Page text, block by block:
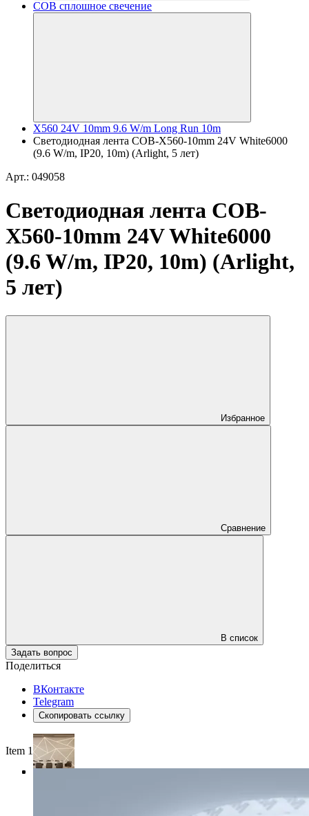
COB сплошное свечение
X560 24V 10mm 9.6 W/m Long Run 10m
Светодиодная лента COB-X560-10mm 24V White6000
(9.6 W/m, IP20, 10m) (Arlight, 5 лет)
Арт.: 049058
Светодиодная лента COB-
X560-10mm 24V White6000
(9.6 W/m, IP20, 10m) (Arlight,
5 лет)
Избранное
Сравнение
В список
Задать вопрос
Поделиться
ВКонтакте
Telegram
Скопировать ссылку
Item 1 of 4